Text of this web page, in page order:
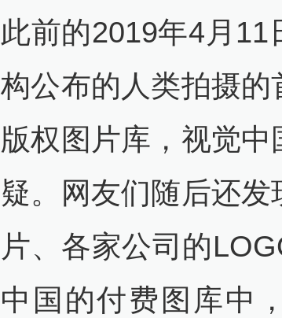
此前的2019年4月
构公布的人类拍摄的
版权图片库，视觉
疑。网友们随后还发
片、各家公司的
中国的付费图库中